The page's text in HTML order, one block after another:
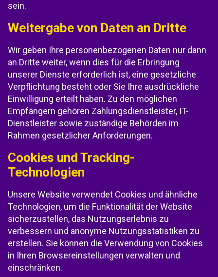
sein.
Weitergabe von Daten an Dritte
Wir geben Ihre personenbezogenen Daten nur dann
an Dritte weiter, wenn dies für die Erbringung
unserer Dienste erforderlich ist, eine gesetzliche
Verpflichtung besteht oder Sie Ihre ausdrückliche
Einwilligung erteilt haben. Zu den möglichen
Empfängern gehören Zahlungsdienstleister, IT-
Dienstleister sowie zuständige Behörden im
Rahmen gesetzlicher Anforderungen.
Cookies und Tracking-
Technologien
Unsere Website verwendet Cookies und ähnliche
Technologien, um die Funktionalität der Website
sicherzustellen, das Nutzungserlebnis zu
verbessern und anonyme Nutzungsstatistiken zu
erstellen. Sie können die Verwendung von Cookies
in Ihren Browsereinstellungen verwalten und
einschränken.